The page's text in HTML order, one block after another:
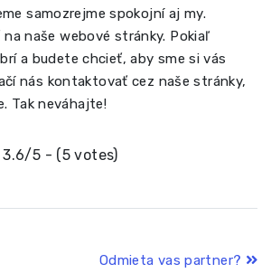
samozrejme spokojní aj my.
naše webové stránky. Pokiaľ
a budete chcieť, aby sme si vás
nás kontaktovať cez naše stránky,
Tak neváhajte!
3.6/5 - (5 votes)
Odmieta vas partner?